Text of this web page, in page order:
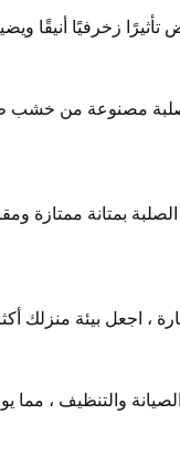
زخرفيًا أنيقًا
مصنوعة من خشب
الصلبة بمتانة
، اجعل بيئة منزلك
والتنظيف ، مما